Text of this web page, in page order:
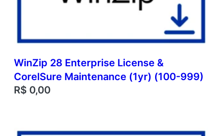
WinZip 28 Enterprise License &
CorelSure Maintenance (1yr) (100-999)
R$ 0,00